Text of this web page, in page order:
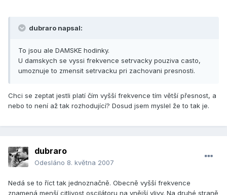
dubraro napsal:
To jsou ale DAMSKE hodinky.
U damskych se vyssi frekvence setrvacky pouziva casto,
umoznuje to zmensit setrvacku pri zachovani presnosti.
Chci se zeptat jestli platí čím vyšší frekvence tím větší přesnost, a
nebo to není až tak rozhodující? Dosud jsem myslel že to tak je.
dubraro
Odesláno 8. května 2007
Nedá se to říct tak jednoznačně. Obecně vyšší frekvence
znamená menší citlivost oscilátoru na vnější vlivy. Na druhé straně